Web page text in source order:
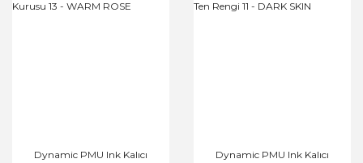
Dynamic PMU Ink Kalıcı
Dynamic PMU Ink Kalıcı